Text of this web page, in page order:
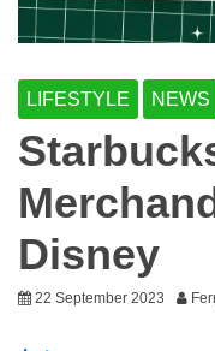
LIFESTYLE NEWS
Disney
22 September 2023